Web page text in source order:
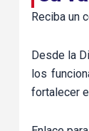
Reciba un
Desde la
los
fortalecer